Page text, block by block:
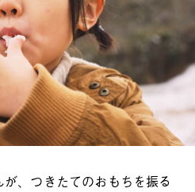
、つきたてのおもちを振る